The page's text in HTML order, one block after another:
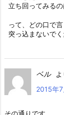
立ち回ってみる
って、どの口で
突っ込まないで
ベル
2015年